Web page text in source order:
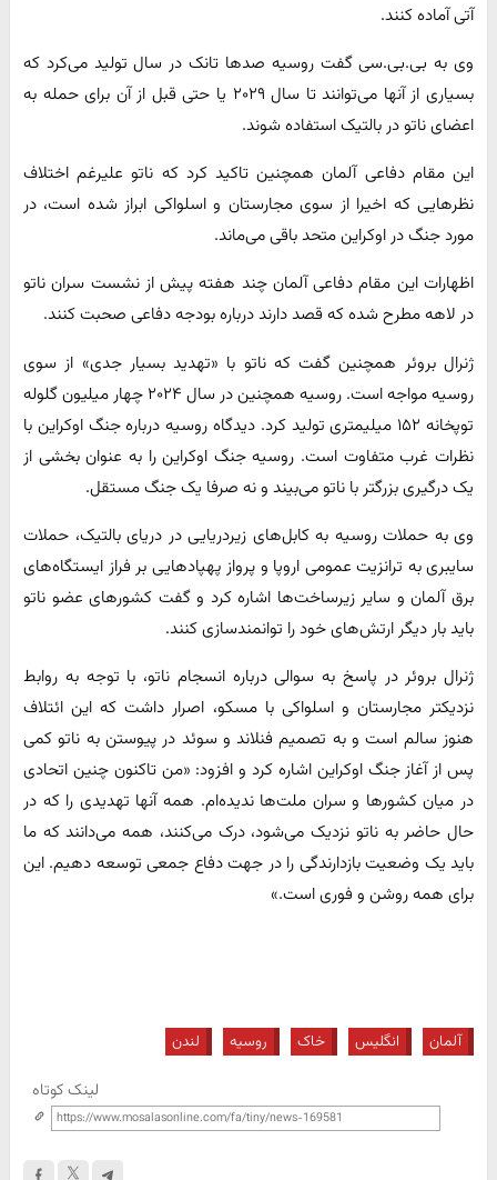
آتی آماده کنند.
وی به بی.بی.سی گفت‌ روسیه صدها تانک در سال تولید می‌کرد که
بسیاری از آنها می‌توانند تا سال ۲۰۲۹ یا حتی قبل از آن برای حمله به
اعضای ناتو در بالتیک استفاده شوند.
این مقام دفاعی آلمان همچنین تاکید کرد که ناتو علیرغم اختلاف
نظرهایی که اخیرا از سوی مجارستان و اسلواکی ابراز شده است، در
مورد جنگ در اوکراین متحد باقی می‌ماند.
اظهارات این مقام دفاعی آلمان چند هفته پیش از نشست سران ناتو
در لاهه مطرح شده که قصد دارند درباره بودجه دفاعی صحبت کنند.
ژنرال بروئر همچنین گفت که ناتو با «تهدید بسیار جدی» از سوی
روسیه مواجه است. روسیه همچنین در سال ۲۰۲۴ چهار میلیون گلوله
توپخانه ۱۵۲ میلیمتری تولید کرد. دیدگاه روسیه درباره جنگ اوکراین با
نظرات غرب متفاوت است. روسیه جنگ اوکراین را به عنوان بخشی از
یک درگیری بزرگتر با ناتو می‌بیند و نه صرفا یک جنگ مستقل.
وی به حملات روسیه به کابل‌های زیردریایی در دریای بالتیک، حملات
سایبری به ترانزیت عمومی اروپا و پرواز پهپادهایی بر فراز ایستگاه‌های
برق آلمان و سایر زیرساخت‌ها اشاره کرد و گفت کشورهای عضو ناتو
باید بار دیگر ارتش‌های خود را توانمندسازی کنند.
ژنرال بروئر در پاسخ به سوالی درباره انسجام ناتو، با توجه به روابط
نزدیکتر مجارستان و اسلواکی با مسکو، اصرار داشت که این ائتلاف
هنوز سالم است و به تصمیم فنلاند و سوئد در پیوستن به ناتو کمی
پس از آغاز جنگ اوکراین اشاره کرد و افزود: «من تاکنون چنین اتحادی
در میان کشورها و سران ملت‌ها ندیده‌ام. همه آنها تهدیدی را که در
حال حاضر به ناتو نزدیک می‌شود، درک می‌کنند، همه می‌دانند که ما
باید یک وضعیت بازدارندگی را در جهت دفاع جمعی توسعه دهیم. این
برای همه روشن و فوری است.»
آلمان انگلیس خاک روسیه لندن
لینک کوتاه